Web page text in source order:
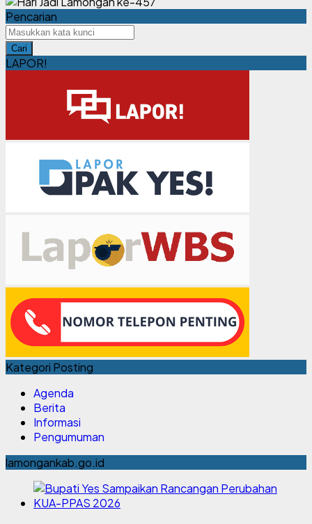
Pencarian
Cari
LAPOR!
Kategori Posting
Agenda
Berita
Informasi
Pengumuman
lamongankab.go.id